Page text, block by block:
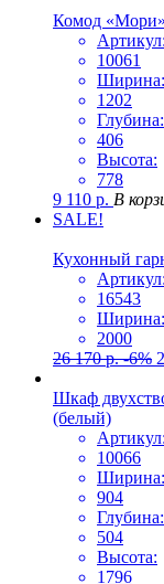
Комод
Артикул:
10061
Ширина:
1202
Глубина:
406
Высота:
778
9 110 р. В
SALE!
Кухонный
Артикул:
16543
Ширина:
2000
26 170р. -6%
Шкаф
(белый)
Артикул:
10066
Ширина:
904
Глубина:
504
Высота:
1796